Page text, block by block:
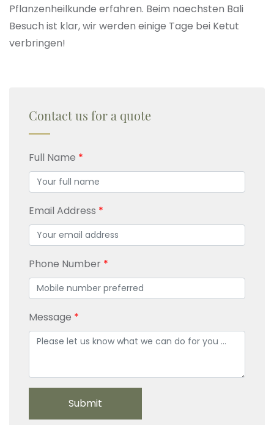
Pflanzenheilkunde erfahren. Beim naechsten Bali
Besuch ist klar, wir werden einige Tage bei Ketut
verbringen!
Contact us for a quote
Full Name
Email Address
Phone Number
Message